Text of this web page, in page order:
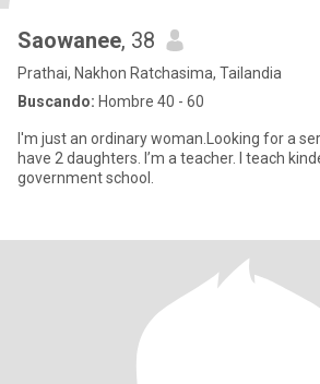
Saowanee, 38
Prathai, Nakhon Ratchasima, Tailandia
Buscando: Hombre 40 - 60
I'm just an ordinary woman.Looking for a
have 2 daughters. I’m a teacher. I teach
government school.